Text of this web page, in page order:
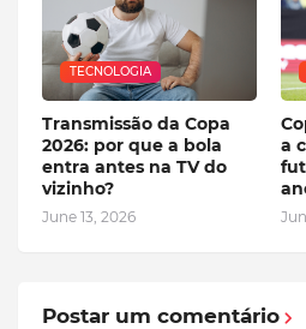
TECNOLOGIA
Transmissão da Copa
2026: por que a bola
entra antes na TV do
vizinho?
June 13, 2026
a
Postar um comentário